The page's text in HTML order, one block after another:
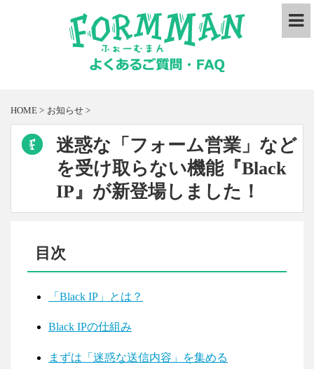
HOME > お知らせ >
迷惑な「フォーム営業」など
を受け取らない機能『Black
IP』が新登場しました！
目次
「Black IP」とは？
Black IPの仕組み
まずは「迷惑な送信内容」を集める